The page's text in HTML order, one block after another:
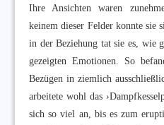
Ihre Ansichten waren
keinem dieser Felder konnte sie
in der Beziehung tat sie es, wie
gezeigten Emotionen. So
Bezügen in ziemlich
arbeitete wohl das
sich so viel an, bis es zum